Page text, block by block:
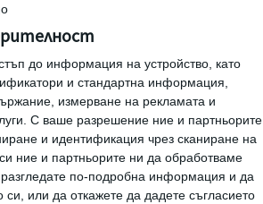
до информация на устройство, като
и стандартна информация,
измерване на рекламата и
С ваше разрешение ние и партньорите
и идентификация чрез сканиране на
ние и партньорите ни да обработваме
по-подробна информация и да
или да откажете да дадете съгласието
Те обаче
на
и на